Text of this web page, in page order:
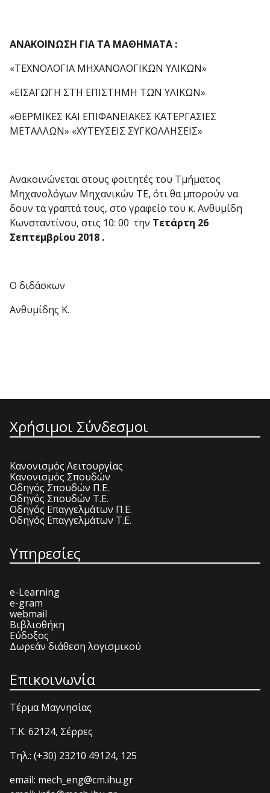
ΑΝΑΚΟΙΝΩΣΗ ΓΙΑ ΤΑ ΜΑΘΗΜΑΤΑ :
«ΤΕΧΝΟΛΟΓΙΑ ΜΗΧΑΝΟΛΟΓΙΚΩΝ ΥΛΙΚΩΝ»
«ΕΙΣΑΓΩΓΗ ΣΤΗ ΕΠΙΣΤΗΜΗ ΤΩΝ ΥΛΙΚΩΝ»
«ΘΕΡΜΙΚΕΣ ΚΑΙ ΕΠΙΦΑΝΕΙΑΚΕΣ ΚΑΤΕΡΓΑΣΙΕΣ
ΜΕΤΑΛΛΩΝ» «ΧΥΤΕΥΣΕΙΣ ΣΥΓΚΟΛΛΗΣΕΙΣ»
Ανακοινώνεται στους φοιτητές του Τμήματος
Μηχανολόγων Μηχανικών ΤΕ, ότι θα μπορούν να
δουν τα γραπτά τους, στο γραφείο του κ. Ανθυμίδη
Κωνσταντίνου, στις 10: 00 την Τετάρτη 26
Σεπτεμβρίου 2018 .
Ο διδάσκων
Ανθυμίδης Κ.
Χρήσιμοι Σύνδεσμοι
Κανονισμός Λειτουργίας
Κανονισμός Σπουδών
Οδηγός Σπουδών Π.Ε.
Οδηγός Σπουδών Τ.Ε.
Οδηγός Επαγγελμάτων Π.Ε.
Οδηγός Επαγγελμάτων Τ.Ε.
Υπηρεσίες
e-Learning
e-gram
webmail
Βιβλιοθήκη
Εύδοξος
Δωρεάν διάθεση λογισμικού
Επικοινωνία
Τέρμα Μαγνησίας
T.K. 62124, Σέρρες
Τηλ.: (+30) 23210 49124, 125
email: mech_eng@cm.ihu.gr